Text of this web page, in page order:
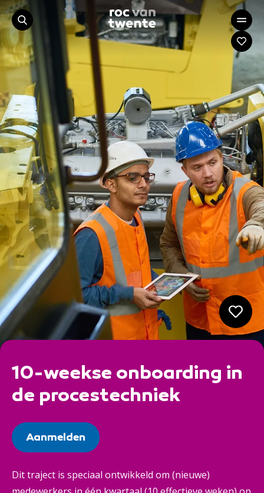
10-weekse onboarding in
de procestechniek
Aanmelden
Dit traject is speciaal ontwikkeld om (nieuwe)